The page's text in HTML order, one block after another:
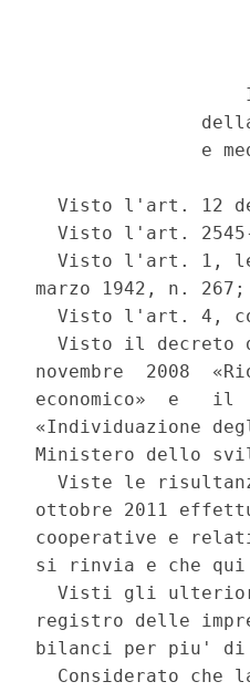
e
Visto l'art. 12
Visto l'art.
Visto l'art. 1,
marzo 1942, n. 267;
Visto l'art. 4,
Visto il decreto
novembre  2008
economico»  e
«Individuazione
Ministero dello
Viste le
ottobre 2011
cooperative e
si rinvia e che
Visti gli
registro delle
bilanci per piu' di
Considerato che